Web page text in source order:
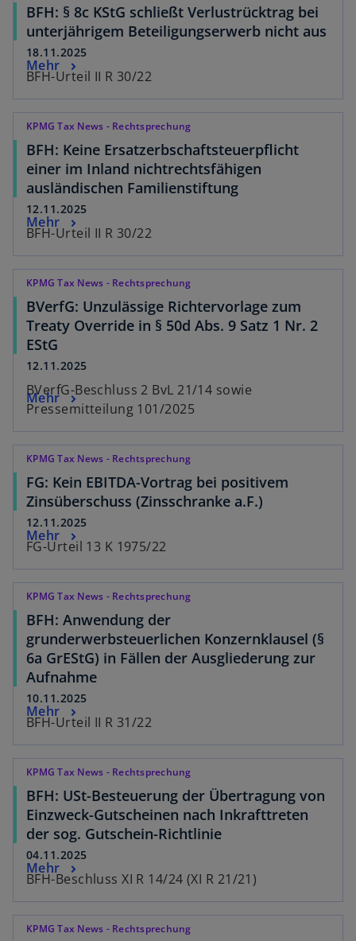
BFH: § 8c KStG schließt Verlustrücktrag bei
unterjährigem Beteiligungserwerb nicht aus
18.11.2025
BFH-Urteil II R 30/22
Mehr
KPMG Tax News - Rechtsprechung
BFH: Keine Ersatzerbschaftsteuerpflicht
einer im Inland nichtrechtsfähigen
ausländischen Familienstiftung
12.11.2025
BFH-Urteil II R 30/22
Mehr
KPMG Tax News - Rechtsprechung
BVerfG: Unzulässige Richtervorlage zum
Treaty Override in § 50d Abs. 9 Satz 1 Nr. 2
EStG
12.11.2025
BVerfG-Beschluss 2 BvL 21/14 sowie
Pressemitteilung 101/2025
Mehr
KPMG Tax News - Rechtsprechung
FG: Kein EBITDA-Vortrag bei positivem
Zinsüberschuss (Zinsschranke a.F.)
12.11.2025
FG-Urteil 13 K 1975/22
Mehr
KPMG Tax News - Rechtsprechung
BFH: Anwendung der
grunderwerbsteuerlichen Konzernklausel (§
6a GrEStG) in Fällen der Ausgliederung zur
Aufnahme
10.11.2025
BFH-Urteil II R 31/22
Mehr
KPMG Tax News - Rechtsprechung
BFH: USt-Besteuerung der Übertragung von
Einzweck-Gutscheinen nach Inkrafttreten
der sog. Gutschein-Richtlinie
04.11.2025
BFH-Beschluss XI R 14/24 (XI R 21/21)
Mehr
KPMG Tax News - Rechtsprechung